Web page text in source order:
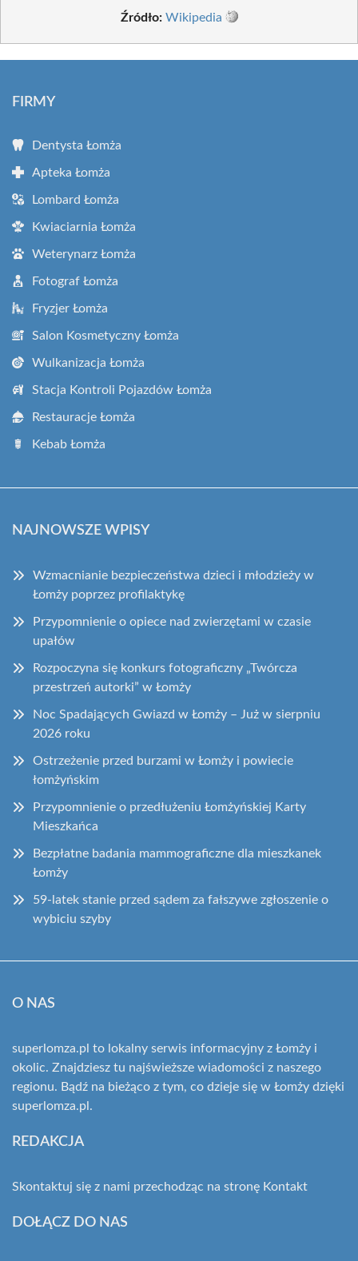
Źródło: Wikipedia
FIRMY
Dentysta Łomża
Apteka Łomża
Lombard Łomża
Kwiaciarnia Łomża
Weterynarz Łomża
Fotograf Łomża
Fryzjer Łomża
Salon Kosmetyczny Łomża
Wulkanizacja Łomża
Stacja Kontroli Pojazdów Łomża
Restauracje Łomża
Kebab Łomża
NAJNOWSZE WPISY
Wzmacnianie bezpieczeństwa dzieci i młodzieży w
Łomży poprzez profilaktykę
Przypomnienie o opiece nad zwierzętami w czasie
upałów
Rozpoczyna się konkurs fotograficzny „Twórcza
przestrzeń autorki” w Łomży
Noc Spadających Gwiazd w Łomży – Już w sierpniu
2026 roku
Ostrzeżenie przed burzami w Łomży i powiecie
łomżyńskim
Przypomnienie o przedłużeniu Łomżyńskiej Karty
Mieszkańca
Bezpłatne badania mammograficzne dla mieszkanek
Łomży
59-latek stanie przed sądem za fałszywe zgłoszenie o
wybiciu szyby
O NAS
superlomza.pl to lokalny serwis informacyjny z Łomży i
okolic. Znajdziesz tu najświeższe wiadomości z naszego
regionu. Bądź na bieżąco z tym, co dzieje się w Łomży dzięki
superlomza.pl.
REDAKCJA
Skontaktuj się z nami przechodząc na stronę Kontakt
DOŁĄCZ DO NAS